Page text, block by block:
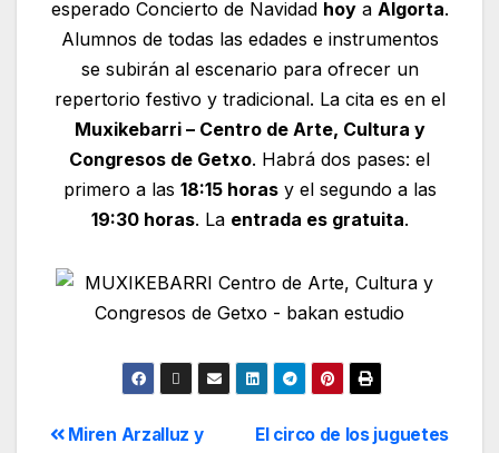
esperado Concierto de Navidad hoya Algorta.
Alumnos de todas las edades e instrumentos
se subirán al escenario para ofrecer un
repertorio festivo y tradicional. La cita es en el
Muxikebarri – Centro de Arte, Cultura y
Congresos de Getxo. Habrá dos pases: el
primero a las 18:15 horasy el segundo a las
19:30 horas. La entrada es gratuita.
El circo de los juguetes
Miren Arzalluz y